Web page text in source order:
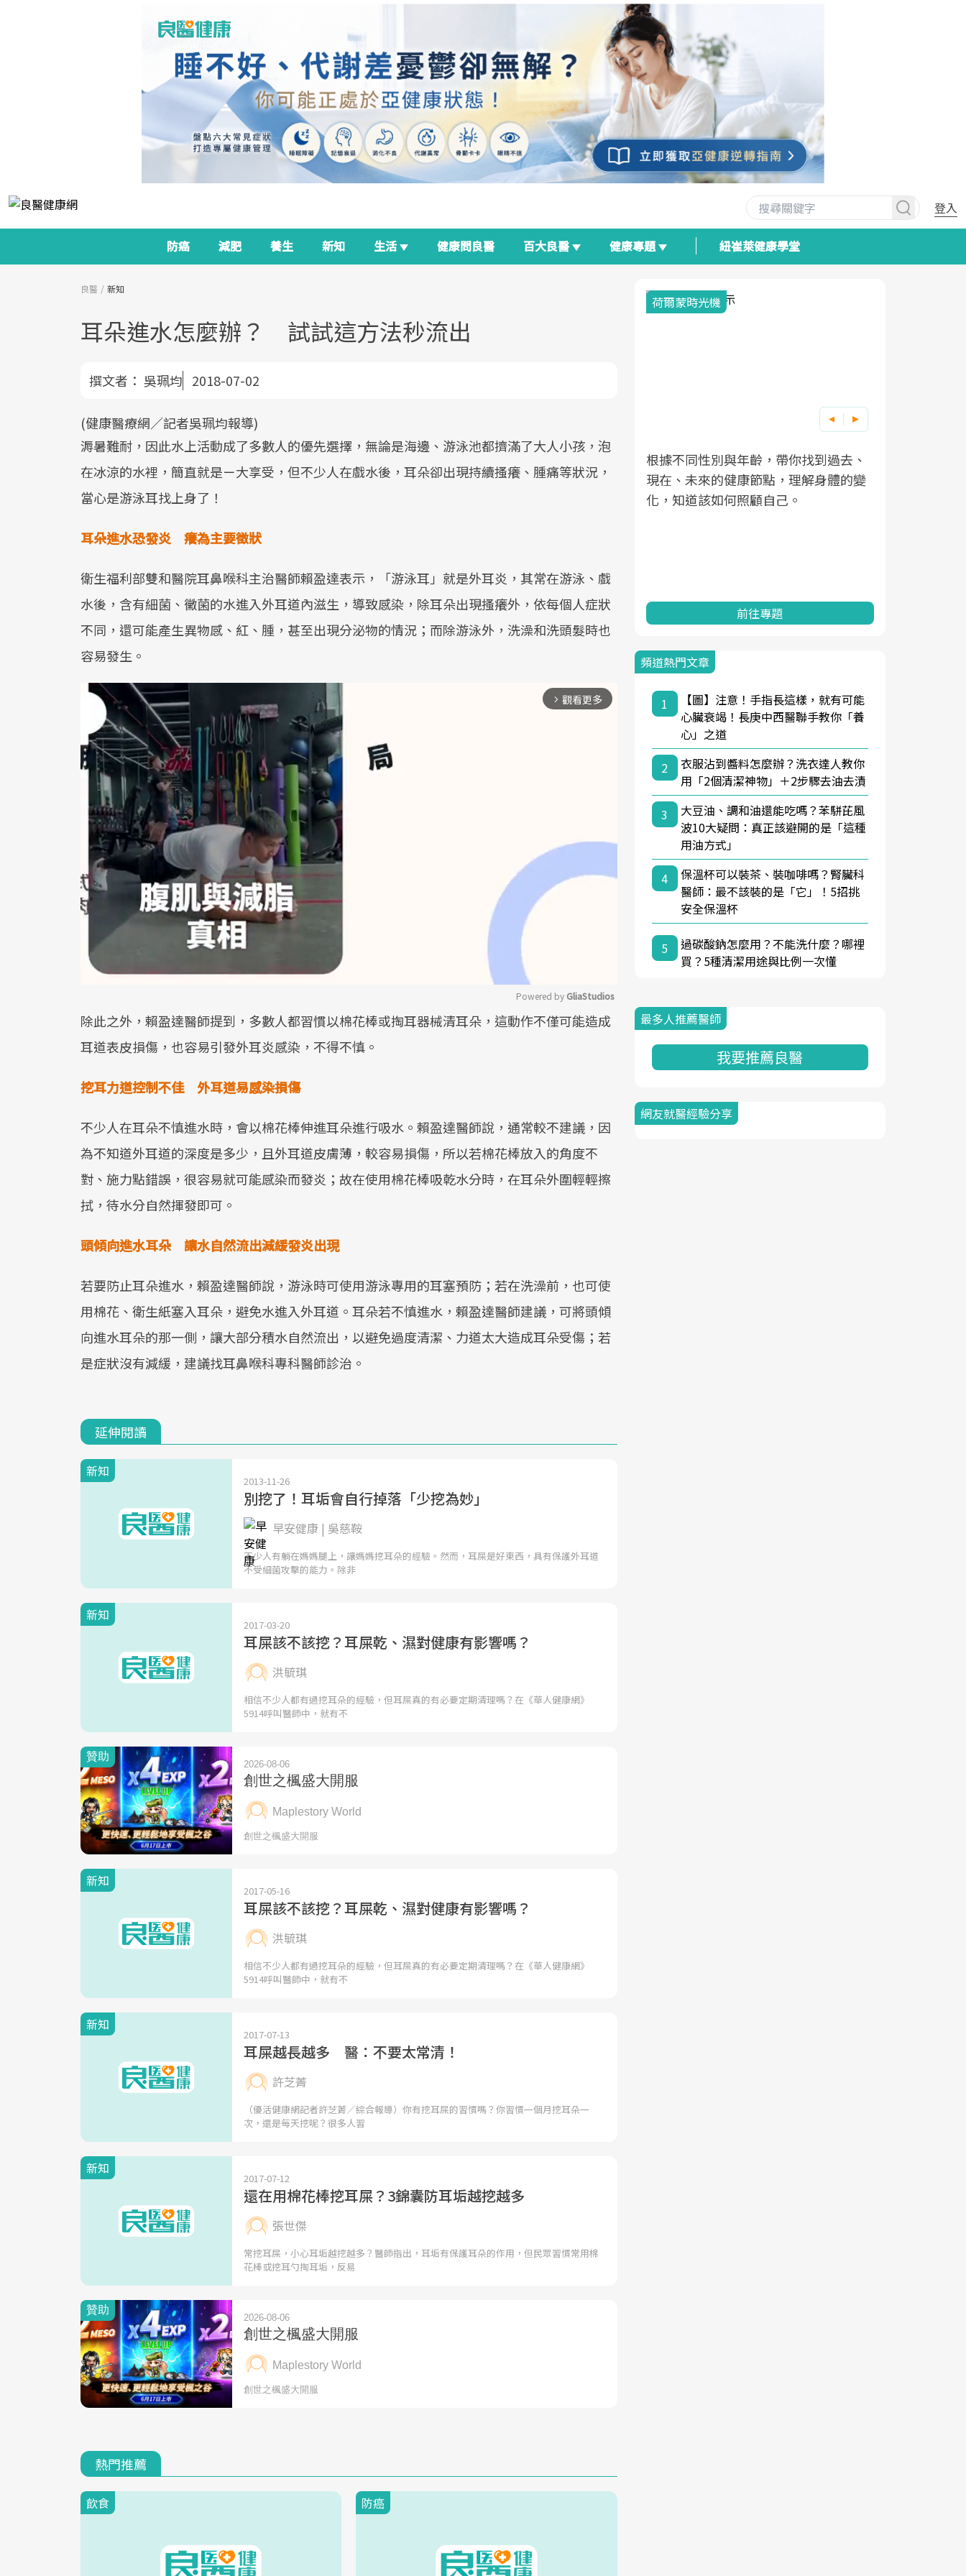
登入
防癌 減肥 養生 新知 生活 健康問良醫 百大良醫 健康專題 紐崔萊健康學堂
良醫 新知
耳朵進水怎麼辦？ 試試這方法秒流出
撰文者： 吳珮均 2018-07-02
(健康醫療網／記者吳珮均報導)
溽暑難耐，因此水上活動成了多數人的優先選擇，無論是海邊、游泳池都擠滿了大人小孩，泡
在冰涼的水裡，簡直就是ㄧ大享受，但不少人在戲水後，耳朵卻出現持續搔癢、腫痛等狀況，
當心是游泳耳找上身了！
耳朵進水恐發炎 癢為主要徵狀
衛生福利部雙和醫院耳鼻喉科主治醫師賴盈達表示，「游泳耳」就是外耳炎，其常在游泳、戲
水後，含有細菌、黴菌的水進入外耳道內滋生，導致感染，除耳朵出現搔癢外，依每個人症狀
不同，還可能產生異物感、紅、腫，甚至出現分泌物的情況；而除游泳外，洗澡和洗頭髮時也
容易發生。
arrow_forward_ios 觀看更多
Powered by GliaStudios
除此之外，賴盈達醫師提到，多數人都習慣以棉花棒或掏耳器械清耳朵，這動作不僅可能造成
耳道表皮損傷，也容易引發外耳炎感染，不得不慎。
挖耳力道控制不佳 外耳道易感染損傷
不少人在耳朵不慎進水時，會以棉花棒伸進耳朵進行吸水。賴盈達醫師說，通常較不建議，因
為不知道外耳道的深度是多少，且外耳道皮膚薄，較容易損傷，所以若棉花棒放入的角度不
對、施力點錯誤，很容易就可能感染而發炎；故在使用棉花棒吸乾水分時，在耳朵外圍輕輕擦
拭，待水分自然揮發即可。
頭傾向進水耳朵 讓水自然流出減緩發炎出現
若要防止耳朵進水，賴盈達醫師說，游泳時可使用游泳專用的耳塞預防；若在洗澡前，也可使
用棉花、衛生紙塞入耳朵，避免水進入外耳道。耳朵若不慎進水，賴盈達醫師建議，可將頭傾
向進水耳朵的那一側，讓大部分積水自然流出，以避免過度清潔、力道太大造成耳朵受傷；若
是症狀沒有減緩，建議找耳鼻喉科專科醫師診治。
延伸閱讀
新知
2013-11-26
別挖了！耳垢會自行掉落「少挖為妙」
早安健康 | 吳慈鞍
不少人有躺在媽媽腿上，讓媽媽挖耳朵的經驗。然而，耳屎是好東西，具有保護外耳道
不受細菌攻擊的能力。除非
新知
2017-03-20
耳屎該不該挖？耳屎乾、濕對健康有影響嗎？
洪毓琪
相信不少人都有過挖耳朵的經驗，但耳屎真的有必要定期清理嗎？在《華人健康網》
5914呼叫醫師中，就有不
新知
2017-05-16
耳屎該不該挖？耳屎乾、濕對健康有影響嗎？
洪毓琪
相信不少人都有過挖耳朵的經驗，但耳屎真的有必要定期清理嗎？在《華人健康網》
5914呼叫醫師中，就有不
新知
2017-07-13
耳屎越長越多 醫：不要太常清！
許芝菁
（優活健康網記者許芝菁／綜合報導）你有挖耳屎的習慣嗎？你習慣一個月挖耳朵一
次，還是每天挖呢？很多人習
新知
2017-07-12
還在用棉花棒挖耳屎？3錦囊防耳垢越挖越多
張世傑
常挖耳屎，小心耳垢越挖越多？醫師指出，耳垢有保護耳朵的作用，但民眾習慣常用棉
花棒或挖耳勺掏耳垢，反易
熱門推薦
飲食 防癌
面對超高齡社會的浪潮，台灣正在快速
邁向「健康照護」的新時代。隨著國家
狀況、啟動健康管理的重要起點。
前往專題
2025年，就到良醫生活祭體驗「一站式
健康新生活」，從講座、體驗到運動，
前往專題
良醫健康網從「換季的身體變化」出
發，透過醫學觀點與日常感受的對話，
前往專題
荷爾蒙時光機
根據不同性別與年齡，帶你找到過去、
現在、未來的健康節點，理解身體的變
化，知道該如何照顧自己。
前往專題
頻道熱門文章
1
【圖】注意！手指長這樣，就有可能
心臟衰竭！長庚中西醫聯手教你「養
心」之道
2
衣服沾到醬料怎麼辦？洗衣達人教你
用「2個清潔神物」＋2步驟去油去漬
3
大豆油、調和油還能吃嗎？苯駢芘風
波10大疑問：真正該避開的是「這種
用油方式」
4
保溫杯可以裝茶、裝咖啡嗎？腎臟科
醫師：最不該裝的是「它」！5招挑
安全保溫杯
5
過碳酸鈉怎麼用？不能洗什麼？哪裡
買？5種清潔用途與比例一次懂
最多人推薦醫師
我要推薦良醫
網友就醫經驗分享